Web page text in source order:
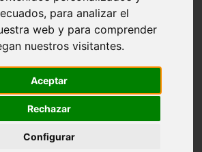
para analizar el
web y para comprender
nuestros visitantes.
Aceptar
Rechazar
Configurar
en particular y sobre turismo en general